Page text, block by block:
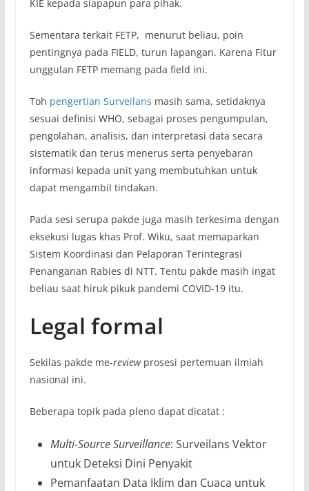
KIE kepada siapapun para pihak.
Sementara terkait FETP, menurut beliau, poin
pentingnya pada FIELD, turun lapangan. Karena Fitur
unggulan FETP memang pada field ini.
Toh pengertian Surveilans masih sama, setidaknya
sesuai definisi WHO, sebagai proses pengumpulan,
pengolahan, analisis, dan interpretasi data secara
sistematik dan terus menerus serta penyebaran
informasi kepada unit yang membutuhkan untuk
dapat mengambil tindakan.
Pada sesi serupa pakde juga masih terkesima dengan
eksekusi lugas khas Prof. Wiku, saat memaparkan
Sistem Koordinasi dan Pelaporan Terintegrasi
Penanganan Rabies di NTT. Tentu pakde masih ingat
beliau saat hiruk pikuk pandemi COVID-19 itu.
Legal formal
Sekilas pakde me-reviewprosesi pertemuan ilmiah
nasional ini.
Beberapa topik pada pleno dapat dicatat :
Multi-Source Surveillance: Surveilans Vektor
untuk Deteksi Dini Penyakit
Pemanfaatan Data Iklim dan Cuaca untuk